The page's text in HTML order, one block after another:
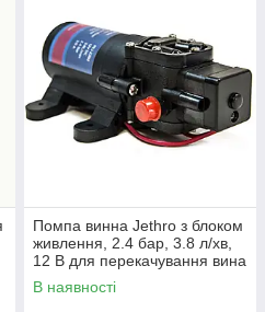
Помпа винна Jethro з блоком
живлення, 2.4 бар, 3.8 л/хв,
12 В для перекачування вина
з Бег-ін-Бокс (Bag-in-Box)
В наявності